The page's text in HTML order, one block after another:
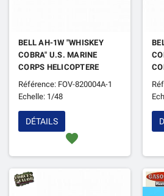
BELL AH-1W "WHISKEY
COBRA" U.S. MARINE
CORPS HELICOPTERE
D'ATTAQUE LEG. "NTS
EXHAUST NOZZLE" ESC.
23" 2012
Référence: FOV-820004A-1
Echelle: 1/48
favorite
DÉTAILS